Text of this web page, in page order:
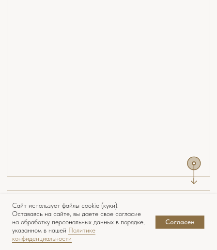
Сайт использует файлы cookie (куки).
Оставаясь на сайте, вы даете свое согласие
на обработку персональных данных в порядке,
указанном в нашей Политике
конфиденциальности
Согласен